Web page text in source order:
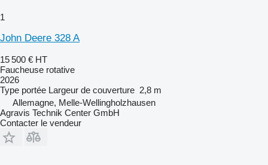
1
John Deere 328 A
15 500 € HT
Faucheuse rotative
2026
Type portée Largeur de couverture 2,8 m
Allemagne, Melle-Wellingholzhausen
Agravis Technik Center GmbH
Contacter le vendeur